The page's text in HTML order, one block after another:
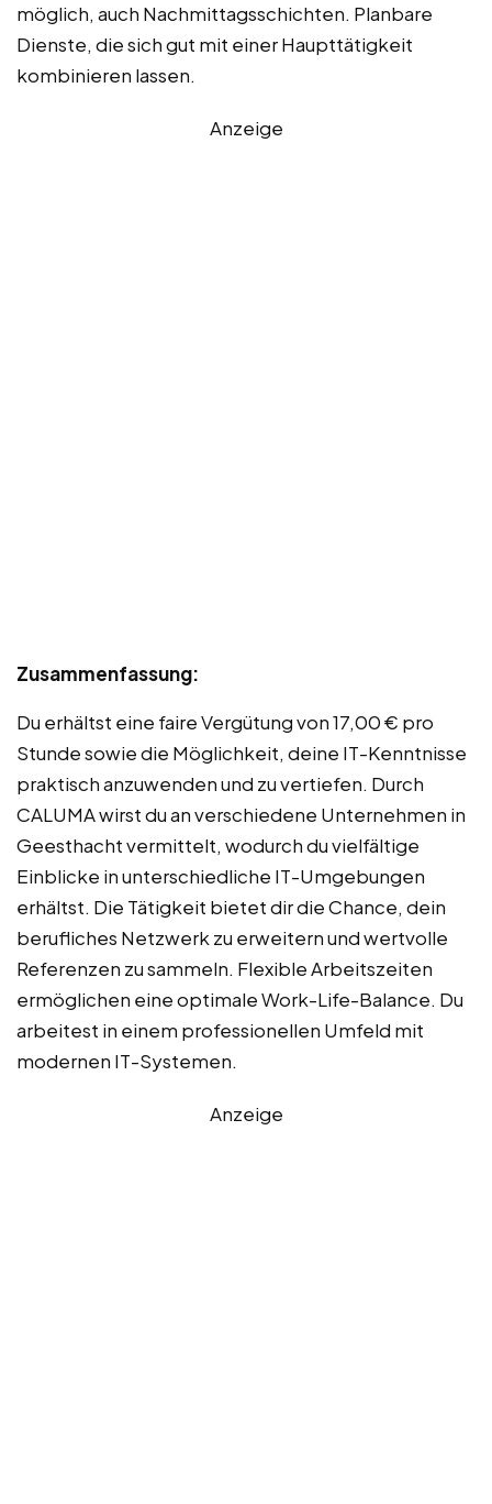
möglich, auch Nachmittagsschichten. Planbare
Dienste, die sich gut mit einer Haupttätigkeit
kombinieren lassen.
Anzeige
Zusammenfassung:
Du erhältst eine faire Vergütung von 17,00 € pro
Stunde sowie die Möglichkeit, deine IT-Kenntnisse
praktisch anzuwenden und zu vertiefen. Durch
CALUMA wirst du an verschiedene Unternehmen in
Geesthacht vermittelt, wodurch du vielfältige
Einblicke in unterschiedliche IT-Umgebungen
erhältst. Die Tätigkeit bietet dir die Chance, dein
berufliches Netzwerk zu erweitern und wertvolle
Referenzen zu sammeln. Flexible Arbeitszeiten
ermöglichen eine optimale Work-Life-Balance. Du
arbeitest in einem professionellen Umfeld mit
modernen IT-Systemen.
Anzeige